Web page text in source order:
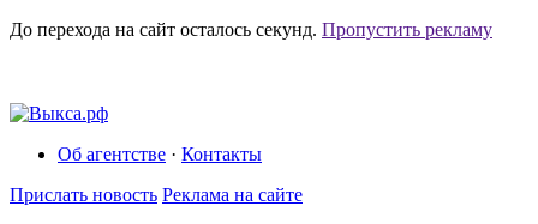
До перехода на сайт осталось секунд. Пропустить рекламу
Об агентстве · Контакты
Прислать новость Реклама на сайте